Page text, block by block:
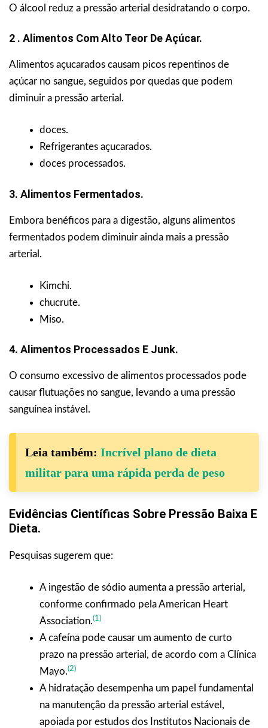
O álcool reduz a pressão arterial desidratando o corpo.
2 . Alimentos Com Alto Teor De Açúcar.
Alimentos açucarados causam picos repentinos de
açúcar no sangue, seguidos por quedas que podem
diminuir a pressão arterial.
doces.
Refrigerantes açucarados.
doces processados.
3. Alimentos Fermentados.
Embora benéficos para a digestão, alguns alimentos
fermentados podem diminuir ainda mais a pressão
arterial.
Kimchi.
chucrute.
Miso.
4. Alimentos Processados E Junk.
O consumo excessivo de alimentos processados pode
causar flutuações no sangue, levando a uma pressão
sanguínea instável.
Leia também: Incrível plano de dieta
militar para uma rápida perda de peso
Evidências Científicas Sobre Pressão Baixa E
Dieta.
Pesquisas sugerem que:
A ingestão de sódio aumenta a pressão arterial,
conforme confirmado pela American Heart
Association.(1)
A cafeína pode causar um aumento de curto
prazo na pressão arterial, de acordo com a Clínica
Mayo.(2)
A hidratação desempenha um papel fundamental
na manutenção da pressão arterial estável,
apoiada por estudos dos Institutos Nacionais de